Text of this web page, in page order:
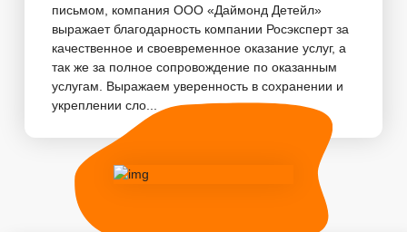
письмом, компания ООО «Даймонд Детейл»
выражает благодарность компании Росэксперт за
качественное и своевременное оказание услуг, а
так же за полное сопровождение по оказанным
услугам. Выражаем уверенность в сохранении и
укреплении сло...